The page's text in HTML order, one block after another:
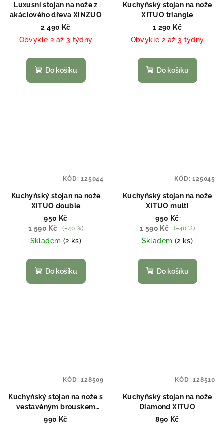
Luxusní stojan na nože z
akáciového dřeva XINZUO
2 490 Kč
Obvykle 2 až 3 týdny
Do košíku
Kuchyňský stojan na nože
XITUO triangle
1 290 Kč
Obvykle 2 až 3 týdny
Do košíku
Kuchyňský stojan na nože
XITUO double
950 Kč
1 590 Kč
(–40 %)
Skladem (2 ks)
Do košíku
KÓD:125044
Kuchyňský stojan na nože
XITUO multi
950 Kč
1 590 Kč
(–40 %)
Skladem (2 ks)
Do košíku
KÓD:125045
Kuchyňský stojan na nože s
vestavěným brouskem
čepelí XITUO
990 Kč
KÓD:128509
Kuchyňský stojan na nože
Diamond XITUO
890 Kč
KÓD:128510